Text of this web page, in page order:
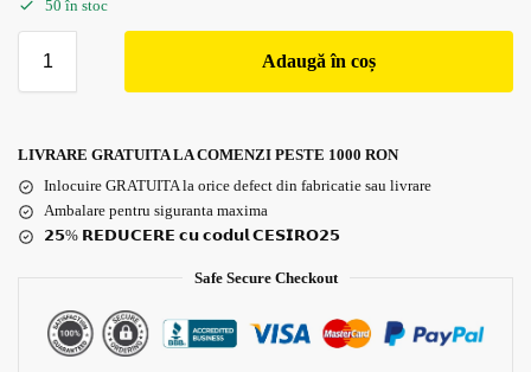
50 în stoc
Adaugă în coș
LIVRARE GRATUITA LA COMENZI PESTE 1000 RON
Inlocuire GRATUITA la orice defect din fabricatie sau livrare
Ambalare pentru siguranta maxima
𝟮𝟱% 𝗥𝗘𝗗𝗨𝗖𝗘𝗥𝗘 𝗰𝘂 𝗰𝗼𝗱𝘂𝗹 𝗖𝗘𝗦𝗜𝗥𝗢𝟮𝟱
Safe Secure Checkout